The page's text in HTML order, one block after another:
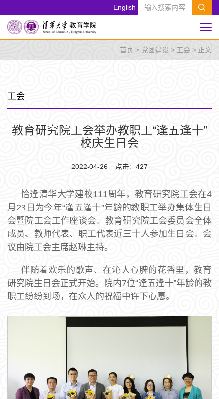
English
首页 > 党团建设 > 工会 > 正文
工会
教育研究院工会举办教职工“逢五逢十”
校庆生日会
2022-04-26 点击： 427
恰逢清华大学建校111周年，教育研究院工会在4
月23日为今年“逢五逢十”年龄的教职工举办集体生日
会暨院工会工作座谈会。教育研究院工会委员会全体
成员、教师代表、职工代表近三十人参加生日会。会
议由院工会主席赵琳主持。
伴随着欢乐的歌声、在沁人心脾的花香里，教育
研究院生日会正式开始。院内7位“逢五逢十”年龄的教
职工纷纷到场，在众人的祝福中许下心愿。